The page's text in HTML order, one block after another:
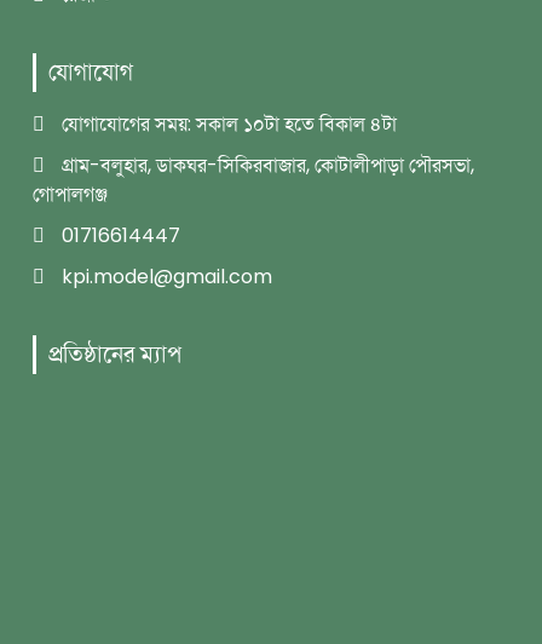
যোগাযোগ
যোগাযোগের সময়: সকাল ১০টা হতে বিকাল ৪টা
গ্রাম-বলুহার, ডাকঘর-সিকিরবাজার, কোটালীপাড়া পৌরসভা,
গোপালগঞ্জ
01716614447
kpi.model@gmail.com
প্রতিষ্ঠানের ম্যাপ